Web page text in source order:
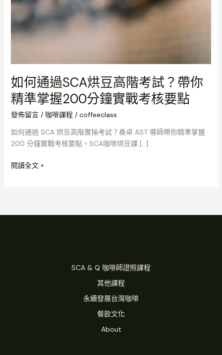
如何通過SCA烘豆高階考試？帶你
精準掌握200分鐘實戰考核要點
發佈留言 / 咖啡課程 / coffeeclass
如何通過 SCA 烘豆高階實操考試？桑卓 AST 導師帶你精準掌握
200 分鐘實戰考核要點。SCA咖啡烘豆課 […]
戰
考
核
要
閱讀全文 »
SCA & Q 咖啡師證照課程
其他課程
永續發展台灣咖啡
餐飲文化
About